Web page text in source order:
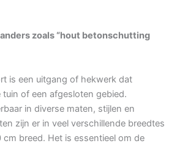
zoals “hout betonschutting
is een uitgang of hekwerk dat
of een afgesloten gebied.
in diverse maten, stijlen en
zijn er in veel verschillende breedtes
breed. Het is essentieel om de